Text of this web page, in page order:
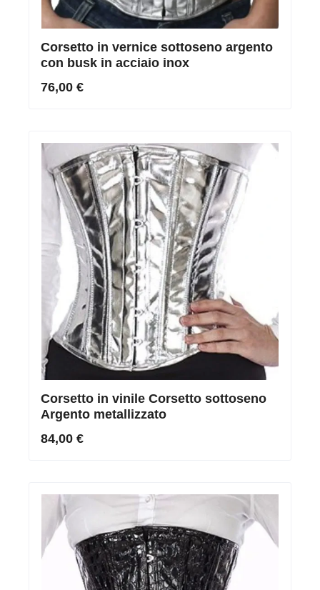
Corsetto in vernice sottoseno argento
con busk in acciaio inox
76,00 €
Corsetto in vinile Corsetto sottoseno
Argento metallizzato
84,00 €